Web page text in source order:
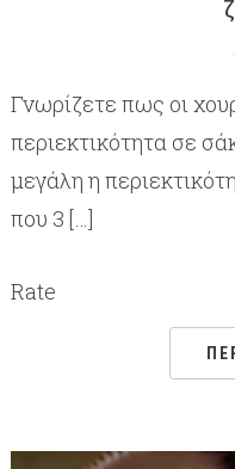
Γνωρίζετε πως οι
περιεκτικότητα σε
μεγάλη η
που 3 […]
Rate